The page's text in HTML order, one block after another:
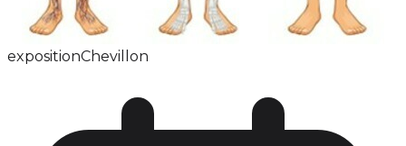
expositionChevillon